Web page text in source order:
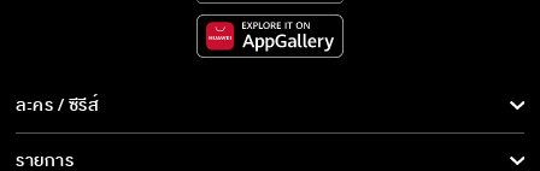
ละคร / ซีรีส์
ละคร/ซีรีส์
รายการ